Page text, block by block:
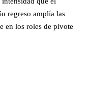
regreso amplía las
en los roles de pivote